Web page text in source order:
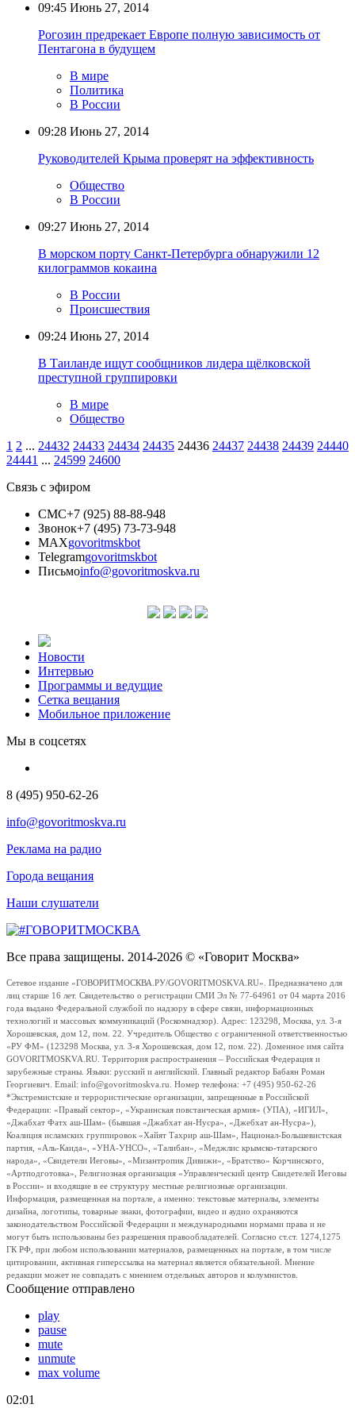
09:45 Июнь 27, 2014
Рогозин предрекает Европе полную зависимость от
Пентагона в будущем
В мире
Политика
В России
09:28 Июнь 27, 2014
Руководителей Крыма проверят на эффективность
Общество
В России
09:27 Июнь 27, 2014
В морском порту Санкт-Петербурга обнаружили 12
килограммов кокаина
В России
Происшествия
09:24 Июнь 27, 2014
В Таиланде ищут сообщников лидера щёлковской
преступной группировки
В мире
Общество
1 2 ... 24432 24433 24434 24435 24436 24437 24438 24439 24440
24441 ... 24599 24600
Связь с эфиром
СМС+7 (925) 88-88-948
Звонок+7 (495) 73-73-948
MAXgovoritmskbot
Telegramgovoritmskbot
Письмоinfo@govoritmoskva.ru
Новости
Интервью
Программы и ведущие
Сетка вещания
Мобильное приложение
Мы в соцсетях
8 (495) 950-62-26
info@govoritmoskva.ru
Реклама на радио
Города вещания
Наши слушатели
Все права защищены. 2014-2026 © «Говорит Москва»
Сетевое издание «ГОВОРИТМОСКВА.РУ/GOVORITMOSKVA.RU». Предназначено для
лиц старше 16 лет. Свидетельство о регистрации СМИ Эл № 77-64961 от 04 марта 2016
года выдано Федеральной службой по надзору в сфере связи, информационных
технологий и массовых коммуникаций (Роскомнадзор). Адрес: 123298, Москва, ул. 3-я
Хорошевская, дом 12, пом. 22. Учредитель Общество с ограниченной ответственностью
«РУ ФМ» (123298 Москва, ул. 3-я Хорошевская, дом 12, пом. 22). Доменное имя сайта
GOVORITMOSKVA.RU. Территория распространения – Российская Федерация и
зарубежные страны. Языки: русский и английский. Главный редактор Бабаян Роман
Георгиевич. Email: info@govoritmoskva.ru. Номер телефона: +7 (495) 950-62-26
*Экстремистские и террористические организации, запрещенные в Российской
Федерации: «Правый сектор», «Украинская повстанческая армия» (УПА), «ИГИЛ»,
«Джабхат Фатх аш-Шам» (бывшая «Джабхат ан-Нусра», «Джебхат ан-Нусра»),
Коалиция исламских группировок «Хайят Тахрир аш-Шам», Национал-Большевистская
партия, «Аль-Каида», «УНА-УНСО», «Талибан», «Меджлис крымско-татарского
народа», «Свидетели Иеговы», «Мизантропик Дивижн», «Братство» Корчинского,
«Артподготовка», Религиозная организация «Управленческий центр Свидетелей Иеговы
в России» и входящие в ее структуру местные религиозные организации.
Информация, размещенная на портале, а именно: текстовые материалы, элементы
дизайна, логотипы, товарные знаки, фотографии, видео и аудио охраняются
законодательством Российской Федерации и международными нормами права и не
могут быть использованы без разрешения правообладателей. Согласно ст.ст. 1274,1275
ГК РФ, при любом использовании материалов, размещенных на портале, в том числе
цитировании, активная гиперссылка на материал является обязательной. Мнение
редакции может не совпадать с мнением отдельных авторов и колумнистов.
Сообщение отправлено
play
pause
mute
unmute
max volume
02:01